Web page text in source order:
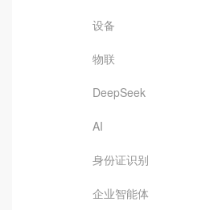
设备
物联
DeepSeek
AI
身份证识别
企业智能体